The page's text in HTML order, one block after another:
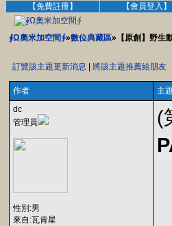
【免費註冊】 【會員登入】
∮Ω奧米加空間∮»數位典藏區»【原創】野生
訂覽該主題更新消息 將該主題推薦給朋友
作者
主
dc
管理員
性別:男
來自:瓦肯星
(